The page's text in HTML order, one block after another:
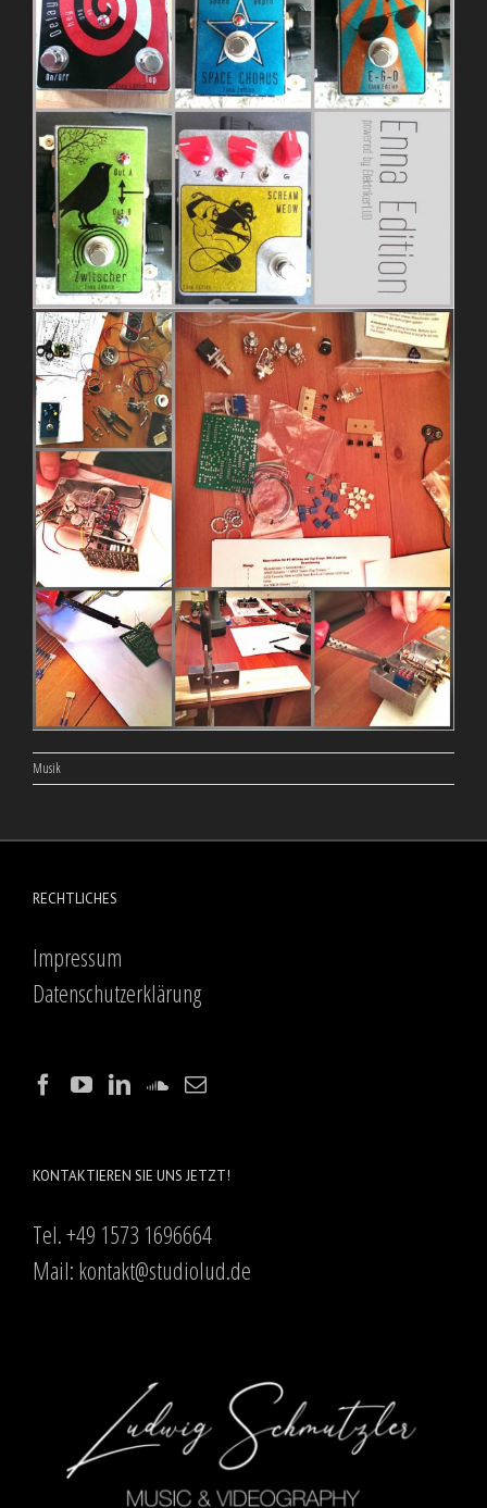
Musik
RECHTLICHES
Impressum
Datenschutzerklärung
KONTAKTIEREN SIE UNS JETZT!
Tel. +49 1573 1696664
Mail: kontakt@studiolud.de